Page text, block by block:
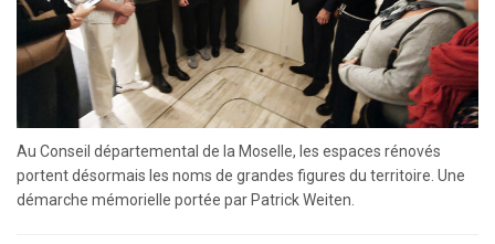
Au Conseil départemental de la Moselle, les espaces rénovés
portent désormais les noms de grandes figures du territoire. Une
démarche mémorielle portée par Patrick Weiten.